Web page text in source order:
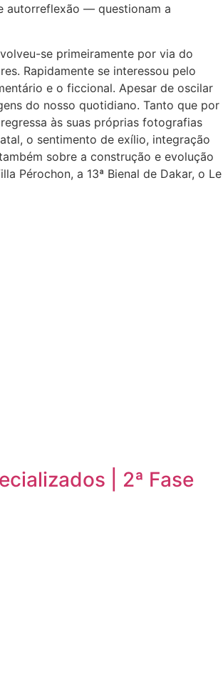
autorreflexão — questionam a
se primeiramente por via do
Rapidamente se interessou pelo
e o ficcional. Apesar de oscilar
do nosso quotidiano. Tanto que por
às suas próprias fotografias
o sentimento de exílio, integração
sobre a construção e evolução
Pérochon, a 13ª Bienal de Dakar, o Le
| 2ª Fase